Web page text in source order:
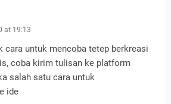
at 19:13
cara untuk mencoba tetep berkreasi
coba kirim tulisan ke platform
salah satu cara untuk
ide